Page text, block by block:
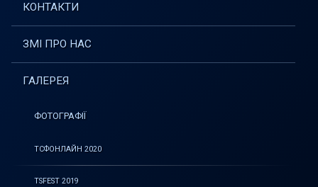
КОНТАКТИ
ЗМІ ПРО НАС
ГАЛЕРЕЯ
ФОТОГРАФІЇ
ТСФОНЛАЙН 2020
TSFEST 2019